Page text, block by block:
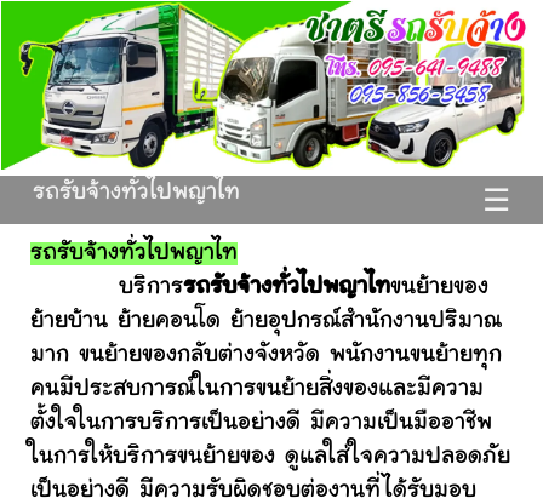
☰
รถรับจ้างทั่วไปพญาไท
รถรับจ้างทั่วไปพญาไท
บริการรถรับจ้างทั่วไปพญาไทขนย้ายของ
ย้ายบ้าน ย้ายคอนโด ย้ายอุปกรณ์สำนักงานปริมาณ
มาก ขนย้ายของกลับต่างจังหวัด พนักงานขนย้ายทุก
คนมีประสบการณ์ในการขนย้ายสิ่งของและมีความ
ตั้งใจในการบริการเป็นอย่างดี มีความเป็นมืออาชีพ
ในการให้บริการขนย้ายของ ดูแลใส่ใจความปลอดภัย
เป็นอย่างดี มีความรับผิดชอบต่องานที่ได้รับมอบ